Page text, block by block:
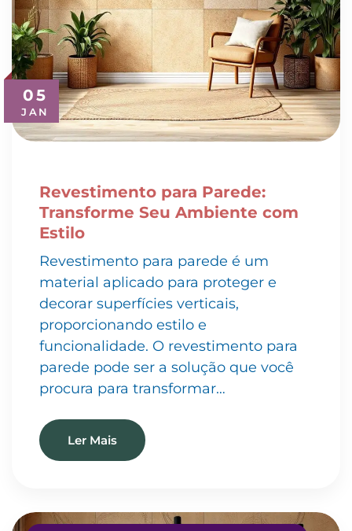
05
JAN
Revestimento para Parede:
Transforme Seu Ambiente com
Estilo
Revestimento para parede é um
material aplicado para proteger e
decorar superfícies verticais,
proporcionando estilo e
funcionalidade. O revestimento para
parede pode ser a solução que você
procura para transformar…
Ler Mais